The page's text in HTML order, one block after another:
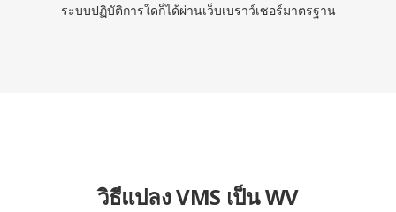
ระบบปฏิบัติการใดก็ได้ผ่านเว็บเบราว์เซอร์มาตรฐาน
วิธีแปลง VMS เป็น WV